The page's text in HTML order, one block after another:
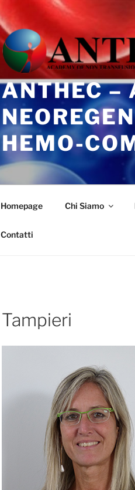
ANTHEC –
HEMO-
Homepage Chi Siamo
Contatti
Tampieri